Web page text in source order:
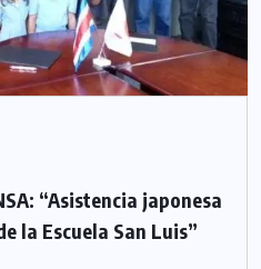
“Asistencia japonesa
la Escuela San Luis”